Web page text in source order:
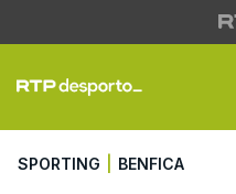
Sporting,
SPORTING BENFICA